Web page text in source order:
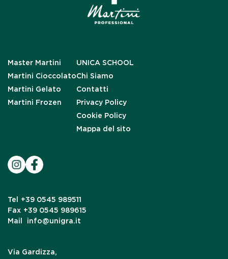
Master Martini
Martini Cioccolato
Martini Gelato
Martini Frozen
UNICA SCHOOL
Chi Siamo
Contatti
Privacy Policy
Cookie Policy
Mappa del sito
Tel
+39 0545 989511
Fax +39 0545 989615
Mail
info@unigra.it
Via Gardizza,